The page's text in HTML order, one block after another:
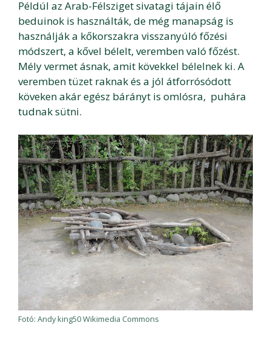
Példúl az Arab-Félsziget sivatagi tájain élő
beduinok is használták, de még manapság is
használják a kőkorszakra visszanyúló főzési
módszert, a kővel bélelt, veremben való főzést.
Mély vermet ásnak, amit kövekkel bélelnek ki. A
veremben tüzet raknak és a jól átforrósódott
köveken akár egész bárányt is omlósra, puhára
tudnak sütni.
Fotó: Andy king50 Wikimedia Commons